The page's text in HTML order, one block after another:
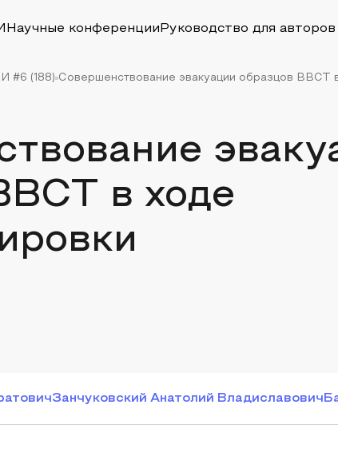
Научные конференции Руководство для авторов
#6 (188) Совершенствование эвакуации образцов ВВСТ
в ходе
Занчуковский Анатолий Владиславович